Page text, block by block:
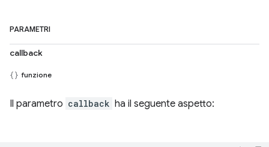
PARAMETRI
callback
funzione
Il parametro callback ha il seguente aspetto: